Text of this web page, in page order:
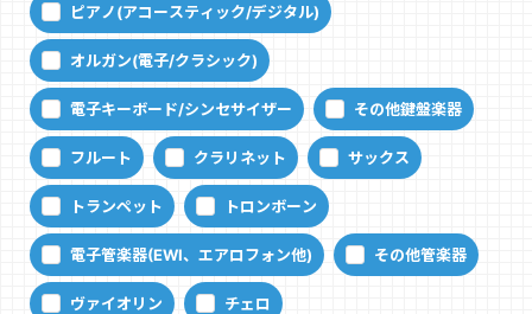
ピアノ(アコースティック/デジタル)
オルガン(電子/クラシック)
電子キーボード/シンセサイザー その他鍵盤楽器
フルート クラリネット サックス
トランペット トロンボーン
電子管楽器(EWI、エアロフォン他) その他管楽器
ヴァイオリン チェロ